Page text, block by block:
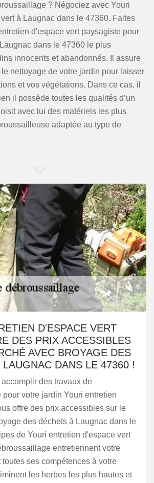
? Négociez avec Youri
à Laugnac dans le 47360. Faites
d'espace vert paysagiste pour
dans le 47360 le plus
innocents et abandonnés. Il assure
nettoyage de votre jardin pour laisser
et vos végétations. Dans ce cas, il
il possède toutes les qualités d’un
avec lui des matériels les plus
adaptée au type de
D'ESPACE VERT
DES PRIX ACCESSIBLES
AVEC BROYAGE DES
LAUGNAC DANS LE 47360 !
des travaux de
votre jardin Youri entretien
offre des prix accessibles sur le
des déchets à Laugnac dans le
de Youri entretien d'espace vert
entretiennent votre
toutes ses compétences à votre
les herbes les plus hautes et